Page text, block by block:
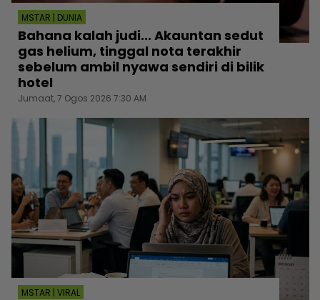
MSTAR | DUNIA
Bahana kalah judi... Akauntan sedut
gas helium, tinggal nota terakhir
sebelum ambil nyawa sendiri di bilik
hotel
Jumaat, 7 Ogos 2026 7:30 AM
MSTAR | VIRAL